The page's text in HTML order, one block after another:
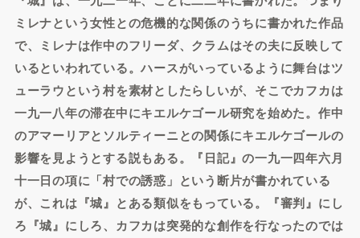
ミレナという女性との危機的な関係のうちに書かれた作品
で、ミレナは作中のフリーダ、クラムはその夫に反映して
いるといわれている。ハースがいっているように舞台はツ
ューラウという村を素材としたらしいが、そこでカフカは
一九一八年の滞在中にキエルケゴール研究を始めた。作中
のアマーリアとソルティーニとの関係にキエルケゴールの
影響を見ようとする説もある。『日記』の一九一四年六月
十一日の項に「村での誘惑」という断片が書かれている
が、これは『城』とある類似をもっている。『審判』にし
ろ『城』にしろ、カフカは突発的な創作を行なったのでは